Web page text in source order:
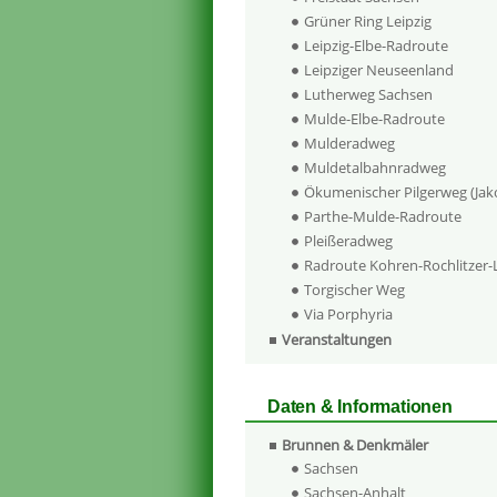
Grüner Ring Leipzig
Leipzig-Elbe-Radroute
Leipziger Neuseenland
Lutherweg Sachsen
Mulde-Elbe-Radroute
Mulderadweg
Muldetalbahnradweg
Ökumenischer Pilgerweg
Parthe-Mulde-Radroute
Pleißeradweg
Radroute Kohren-Rochlitzer-
Torgischer Weg
Via Porphyria
Veranstaltungen
Daten & Informationen
Brunnen & Denkmäler
Sachsen
Sachsen-Anhalt